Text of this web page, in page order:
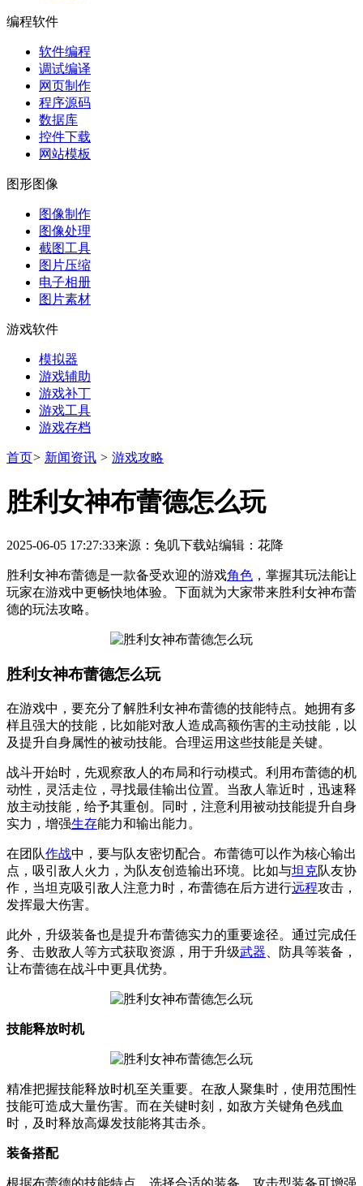
编程软件
软件编程
调试编译
网页制作
程序源码
数据库
控件下载
网站模板
图形图像
图像制作
图像处理
截图工具
图片压缩
电子相册
图片素材
游戏软件
模拟器
游戏辅助
游戏补丁
游戏工具
游戏存档
首页> 新闻资讯 > 游戏攻略
胜利女神布蕾德怎么玩
2025-06-05 17:27:33来源：兔叽下载站编辑：花降
胜利女神布蕾德是一款备受欢迎的游戏角色 ，掌握其玩法能让
玩家在游戏中更畅快地体验。下面就为大家带来胜利女神布蕾
德的玩法攻略。
胜利女神布蕾德怎么玩
在游戏中，要充分了解胜利女神布蕾德的技能特点。她拥有多
样且强大的技能，比如能对敌人造成高额伤害的主动技能，以
及提升自身属性的被动技能。合理运用这些技能是关键。
战斗开始时，先观察敌人的布局和行动模式。利用布蕾德的机
动性，灵活走位，寻找最佳输出位置。当敌人靠近时，迅速释
放主动技能，给予其重创。同时，注意利用被动技能提升自身
实力，增强生存能力和输出能力。
在团队作战中，要与队友密切配合。布蕾德可以作为核心输出
点，吸引敌人火力，为队友创造输出环境。比如与坦克队友协
作，当坦克吸引敌人注意力时，布蕾德在后方进行远程攻击，
发挥最大伤害。
此外，升级装备也是提升布蕾德实力的重要途径。通过完成任
务、击败敌人等方式获取资源，用于升级武器 、防具等装备，
让布蕾德在战斗中更具优势。
技能释放时机
精准把握技能释放时机至关重要。在敌人聚集时，使用范围性
技能可造成大量伤害。而在关键时刻，如敌方关键角色残血
时，及时释放高爆发技能将其击杀。
装备搭配
根据布蕾德的技能特点，选择合适的装备。攻击型装备可增强